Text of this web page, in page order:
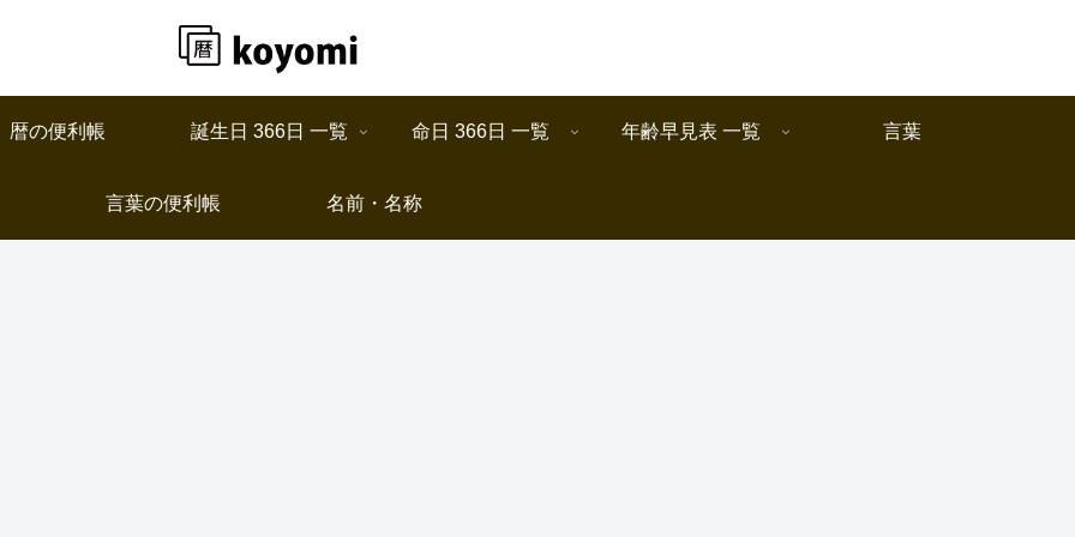
暦の便利帳 誕生日 366日 一覧 命日 366日 一覧 年齢早見表 一覧 言葉
言葉の便利帳 名前・名称